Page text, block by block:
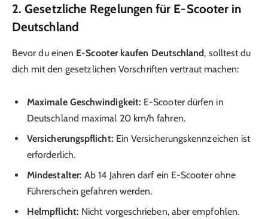
2. Gesetzliche Regelungen für E-Scooter in
Deutschland
Bevor du einen E-Scooter kaufen Deutschland, solltest du
dich mit den gesetzlichen Vorschriften vertraut machen:
Maximale Geschwindigkeit: E-Scooter dürfen in
Deutschland maximal 20 km/h fahren.
Versicherungspflicht: Ein Versicherungskennzeichen ist
erforderlich.
Mindestalter: Ab 14 Jahren darf ein E-Scooter ohne
Führerschein gefahren werden.
Helmpflicht: Nicht vorgeschrieben, aber empfohlen.